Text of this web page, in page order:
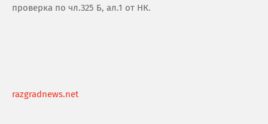
проверка по чл.325 Б, ал.1 от НК.
razgradnews.net